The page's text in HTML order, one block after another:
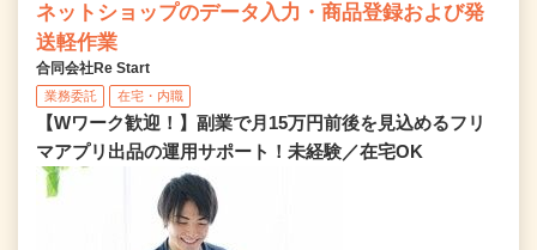
ネットショップのデータ入力・商品登録および発
送軽作業
合同会社Re Start
業務委託 在宅・内職
【Wワーク歓迎！】副業で月15万円前後を見込めるフリ
マアプリ出品の運用サポート！未経験／在宅OK